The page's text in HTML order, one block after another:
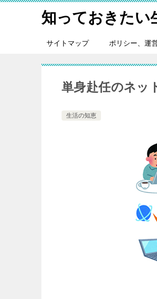
知っておきたい
サイトマップ ポリシー、運
単身赴任のネッ
生活の知恵